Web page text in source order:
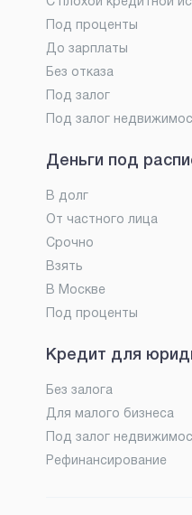
С плохой кредитной
Под проценты
До зарплаты
Без отказа
Под залог
Под залог
Деньги под
В долг
От частного лица
Срочно
Взять
В Москве
Под проценты
Кредит для
Без залога
Для малого бизнеса
Под залог
Рефинансирование